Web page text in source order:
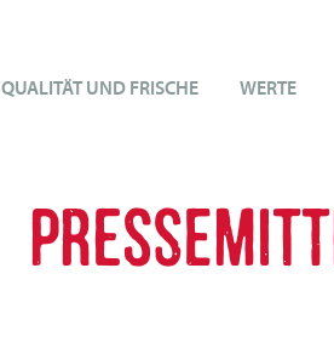
QUALITÄT UND FRISCHE WERTE